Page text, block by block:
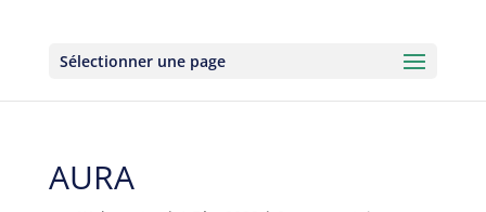
Sélectionner une page
AURA